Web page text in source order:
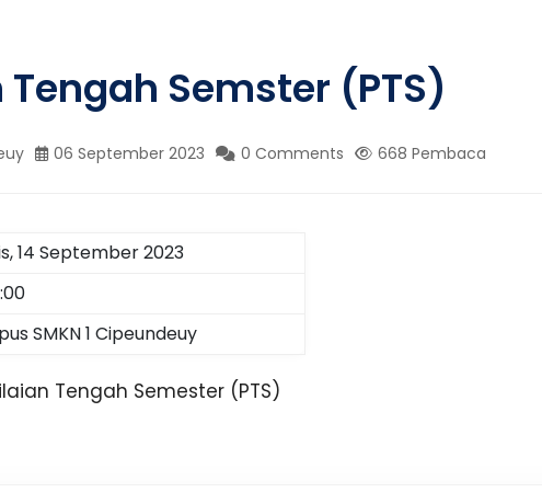
Semster (PTS)
06 September 2023 0 Comments 668 Pembaca
14 September 2023
SMKN 1 Cipeundeuy
Tengah Semester (PTS)